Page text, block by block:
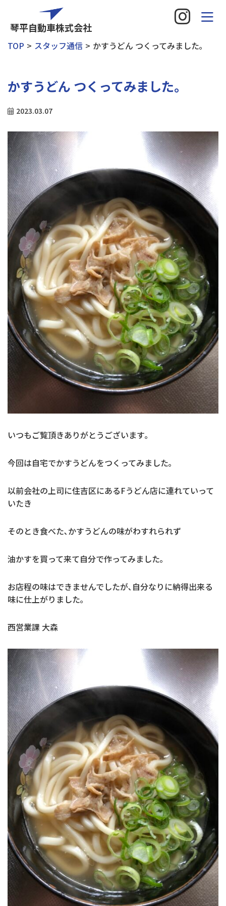
琴平自動車株式会社
TOP スタッフ通信 かすうどん つくってみました｡
かすうどん つくってみました｡
2023.03.07
いつもご覧頂きありがとうございます｡
今回は自宅でかすうどんをつくってみました｡
以前会社の上司に住吉区にあるFうどん店に連れていって
いたき
そのとき食べた､かすうどんの味がわすれられず
油かすを買って来て自分で作ってみました｡
お店程の味はできませんでしたが､自分なりに納得出来る
味に仕上がりました｡
西営業課 大森